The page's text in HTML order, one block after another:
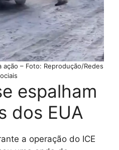
– Foto: Reprodução/Redes
espalham
dos EUA
a operação do ICE